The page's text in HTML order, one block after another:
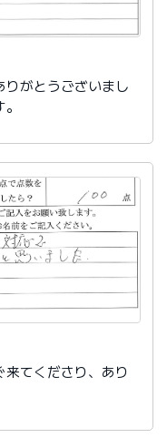
りがとうございまし
てくださり、あり